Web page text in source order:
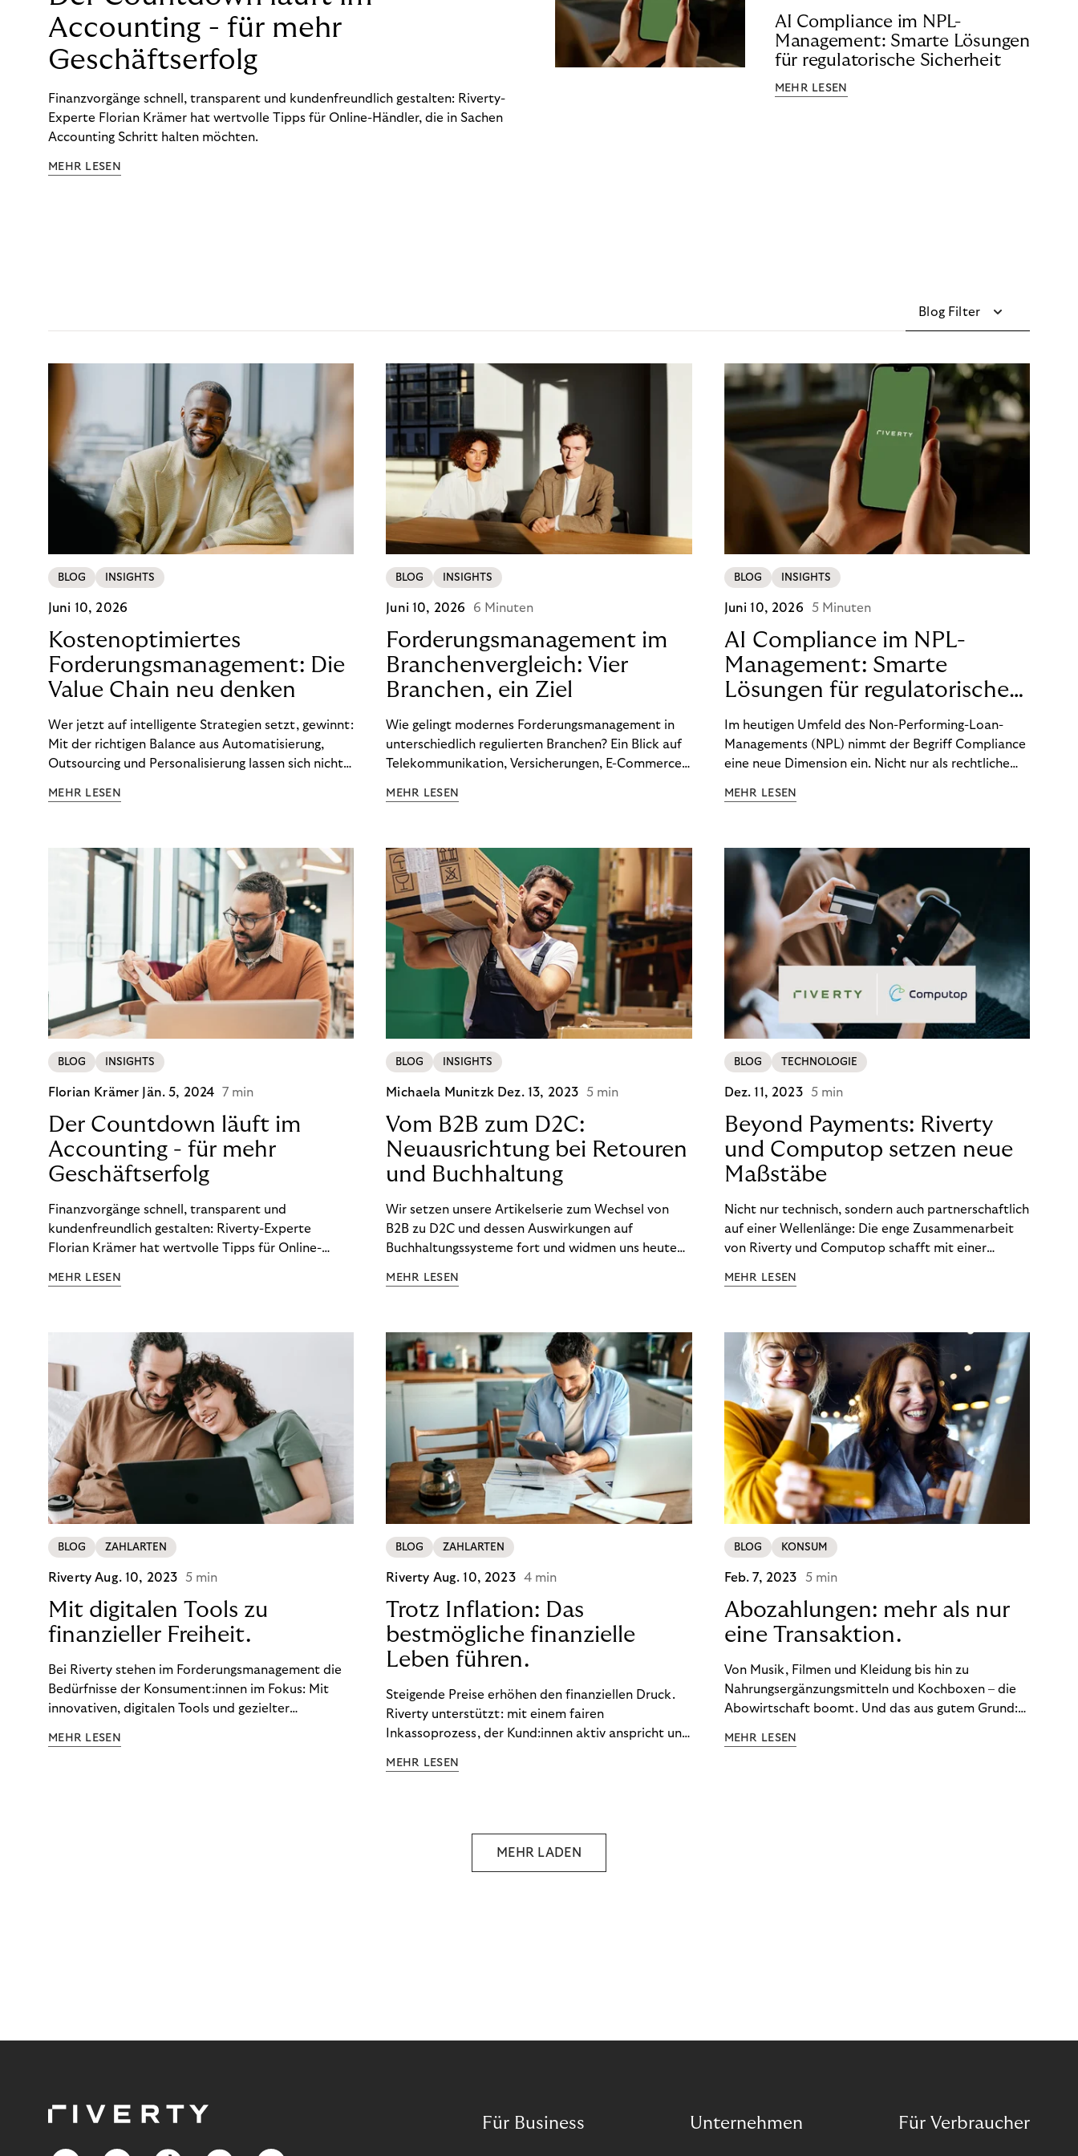
Accounting - für mehr
Geschäftserfolg
Finanzvorgänge schnell, transparent und kundenfreundlich gestalten: Riverty-
Experte Florian Krämer hat wertvolle Tipps für Online-Händler, die in Sachen
Accounting Schritt halten möchten.
MEHR LESEN
AI Compliance im NPL-
Management: Smarte Lösungen
für regulatorische Sicherheit
MEHR LESEN
Blog Filter
BLOG INSIGHTS
Juni 10, 2026
Kostenoptimiertes
Forderungsmanagement: Die
Value Chain neu denken
Wer jetzt auf intelligente Strategien setzt, gewinnt:
Mit der richtigen Balance aus Automatisierung,
Outsourcing und Personalisierung lassen sich nicht
Ergebnisse sichern. Riverty zeigt, wie Recovery-
MEHR LESEN
BLOG INSIGHTS
Juni 10, 2026 6 Minuten
Forderungsmanagement im
Branchenvergleich: Vier
Branchen, ein Ziel
Wie gelingt modernes Forderungsmanagement in
unterschiedlich regulierten Branchen? Ein Blick auf
Telekommunikation, Versicherungen, E-Commerce
wirksam reduzieren will, braucht keine
MEHR LESEN
BLOG INSIGHTS
Juni 10, 2026 5 Minuten
AI Compliance im NPL-
Management: Smarte
Lösungen für regulatorische
Sicherheit
Im heutigen Umfeld des Non-Performing-Loan-
Managements (NPL) nimmt der Begriff Compliance
eine neue Dimension ein. Nicht nur als rechtliche
Wettbewerbsvorteil. In einem Umfeld steigender
(DSGVO) – geraten viele Unternehmen an die
Grenzen traditioneller Compliance-Mechanismen.
MEHR LESEN
BLOG INSIGHTS
Florian Krämer Jän. 5, 2024 7 min
Der Countdown läuft im
Accounting - für mehr
Geschäftserfolg
Finanzvorgänge schnell, transparent und
kundenfreundlich gestalten: Riverty-Experte
Florian Krämer hat wertvolle Tipps für Online-
möchten.
MEHR LESEN
BLOG INSIGHTS
Michaela Munitzk Dez. 13, 2023 5 min
Vom B2B zum D2C:
Neuausrichtung bei Retouren
und Buchhaltung
Wir setzen unsere Artikelserie zum Wechsel von
B2B zu D2C und dessen Auswirkungen auf
Buchhaltungssysteme fort und widmen uns heute
im D2C-Bereich.
MEHR LESEN
BLOG TECHNOLOGIE
Dez. 11, 2023 5 min
Beyond Payments: Riverty
und Computop setzen neue
Maßstäbe
Nicht nur technisch, sondern auch partnerschaftlich
auf einer Wellenlänge: Die enge Zusammenarbeit
von Riverty und Computop schafft mit einer
Zahlungsabwicklung echte Mehrwerte für Händler.
MEHR LESEN
BLOG ZAHLARTEN
RivertyAug. 10, 2023 5 min
Mit digitalen Tools zu
finanzieller Freiheit.
Bei Riverty stehen im Forderungsmanagement die
Bedürfnisse der Konsument:innen im Fokus: Mit
innovativen, digitalen Tools und gezielter
ein Leben in finanzieller Freiheit zu führen. So
MEHR LESEN
BLOG ZAHLARTEN
Riverty Aug. 10, 2023 4 min
Trotz Inflation: Das
bestmögliche finanzielle
Leben führen.
Steigende Preise erhöhen den finanziellen Druck.
Riverty unterstützt: mit einem fairen
Inkassoprozess, der Kund:innen aktiv anspricht und
Finanzbildung ermöglicht. So bleiben Menschen
MEHR LESEN
BLOG KONSUM
Feb. 7, 2023 5 min
Abozahlungen: mehr als nur
eine Transaktion.
Von Musik, Filmen und Kleidung bis hin zu
Nahrungsergänzungsmitteln und Kochboxen – die
Abowirtschaft boomt. Und das aus gutem Grund:
wünschen. Sie ermöglichen es uns, Produkte und
MEHR LESEN
MEHR LADEN
Für Business Unternehmen Für Verbraucher